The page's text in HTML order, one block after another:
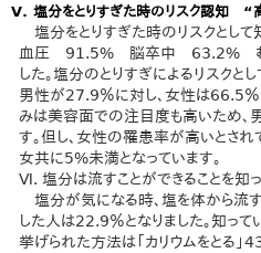
Ⅴ. 塩分をとりすぎた時のリスク認知
塩分をとりすぎた時のリスクとして
血圧 91.5% 脳卒中 63.2% むく
した。塩分のとりすぎによるリスクと
男性が27.9％に対し、女性は66.5％
みは美容面での注目度も高いため
す。但し、女性の罹患率が高いとさ
女共に5%未満となっています。
Ⅵ. 塩分は流すことができることを知
塩分が気になる時、塩を体から流
した人は22.9％となりました。知って
挙げられた方法は「カリウムをとる」